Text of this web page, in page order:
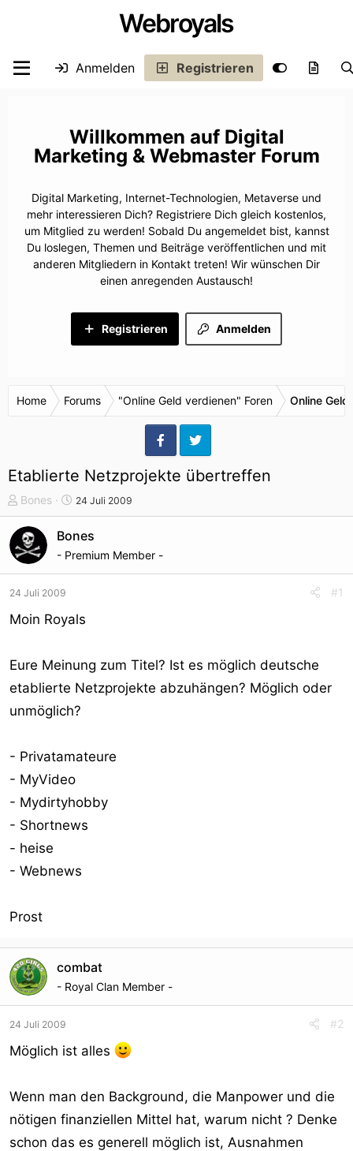
Webroyals
Anmelden Registrieren
Digital
Marketing & Webmaster Forum
Digital Marketing, Internet-Technologien, Metaverse und
mehr interessieren Dich? Registriere Dich gleich kostenlos,
um Mitglied zu werden! Sobald Du angemeldet bist, kannst
Du loslegen, Themen und Beiträge veröffentlichen und mit
anderen Mitgliedern in Kontakt treten! Wir wünschen Dir
einen anregenden Austausch!
Anmelden
Registrieren
Home Forums "Online Geld verdienen" Foren Online
Etablierte Netzprojekte übertreffen
T
h
e
m
e
s
t
t
e
r
Bones
S
t
a
t
24 Juli 2009
Bones
- Premium Member -
24 Juli 2009 #1
Moin Royals
Eure Meinung zum Titel? Ist es möglich deutsche
etablierte Netzprojekte abzuhängen? Möglich oder
unmöglich?
- Privatamateure
- MyVideo
- Mydirtyhobby
- Shortnews
- heise
- Webnews
Prost
combat
- Royal Clan Member -
24 Juli 2009 #2
Möglich ist alles
Wenn man den Background, die Manpower und die
nötigen finanziellen Mittel hat, warum nicht ? Denke
schon das es generell möglich ist, Ausnahmen